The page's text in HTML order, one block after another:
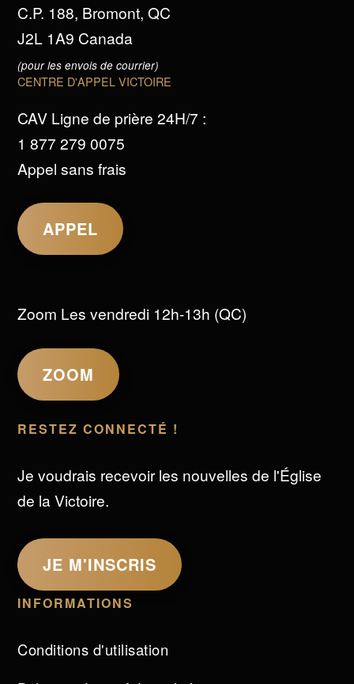
C.P. 188, Bromont, QC
J2L 1A9 Canada
(pour les envois de courrier)
CENTRE D'APPEL VICTOIRE
CAV Ligne de prière 24H/7 :
1 877 279 0075
Appel sans frais
APPEL
Zoom Les vendredi 12h-13h (QC)
ZOOM
RESTEZ CONNECTÉ !
Je voudrais recevoir les nouvelles de l'Église
de la Victoire.
JE M'INSCRIS
INFORMATIONS
Conditions d'utilisation